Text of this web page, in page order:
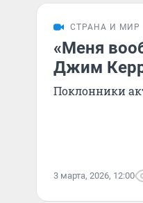
СТРАНА И МИР
«Меня
Джим
Поклонники
3 марта, 2026, 12:00